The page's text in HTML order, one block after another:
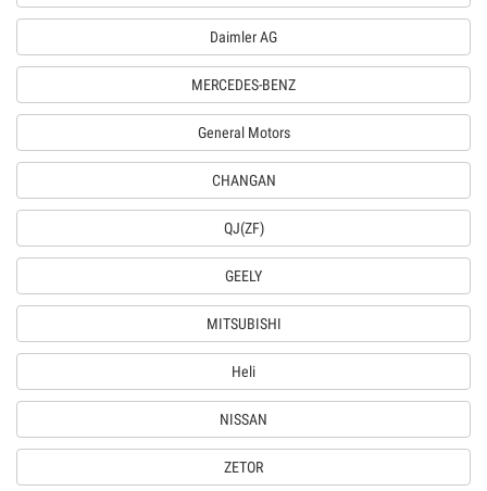
Daimler AG
MERCEDES-BENZ
General Motors
CHANGAN
QJ(ZF)
GEELY
MITSUBISHI
Heli
NISSAN
ZETOR